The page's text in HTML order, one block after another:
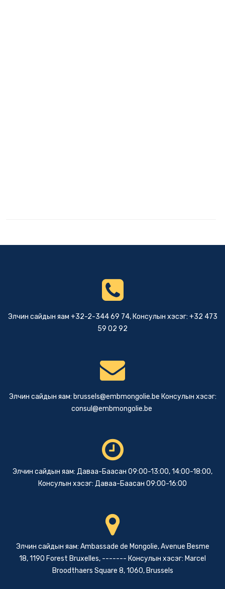
Элчин сайдын яам +32-2-344 69 74, Консулын хэсэг: +32 473
59 02 92
Элчин сайдын яам: brussels@embmongolie.be Консулын хэсэг:
consul@embmongolie.be
Элчин сайдын яам: Даваа-Баасан 09:00-13:00, 14:00-18:00,
Консулын хэсэг: Даваа-Баасан 09:00-16:00
Элчин сайдын яам: Ambassade de Mongolie, Avenue Besme
18, 1190 Forest Bruxelles, ------- Консулын хэсэг: Marcel
Broodthaers Square 8, 1060, Brussels